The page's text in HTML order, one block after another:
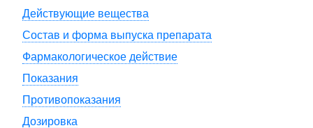
Действующие вещества
Состав и форма выпуска препарата
Фармакологическое действие
Показания
Противопоказания
Дозировка